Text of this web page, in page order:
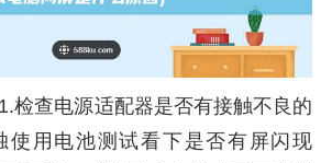
检查电源适配器是否有接触不良的
使用电池测试看下是否有屏闪现